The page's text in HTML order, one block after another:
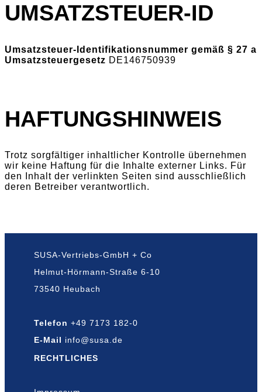
UMSATZSTEUER-ID
Umsatzsteuer-Identifikationsnummer gemäß § 27 a
Umsatzsteuergesetz DE146750939
HAFTUNGSHINWEIS
Trotz sorgfältiger inhaltlicher Kontrolle übernehmen
wir keine Haftung für die Inhalte externer Links. Für
den Inhalt der verlinkten Seiten sind ausschließlich
deren Betreiber verantwortlich.
SUSA-Vertriebs-GmbH + Co
Helmut-Hörmann-Straße 6-10
73540 Heubach
Telefon +49 7173 182-0
E-Mail info@susa.de
RECHTLICHES